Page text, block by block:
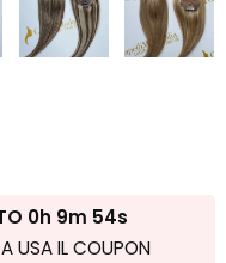
0h 9m 53s
USA IL COUPON